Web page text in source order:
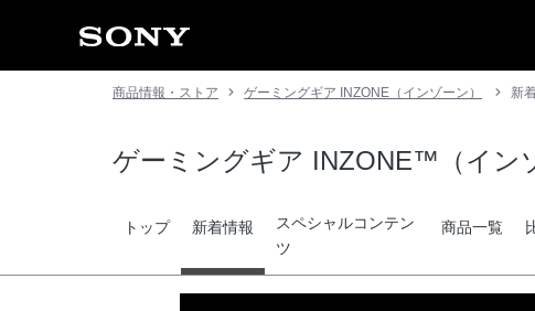
商品情報・ストア ゲーミングギア INZONE（インゾーン） 新
ゲーミングギア INZONE™（イン
トップ 新着情報
スペシャルコンテン
ツ
商品一覧